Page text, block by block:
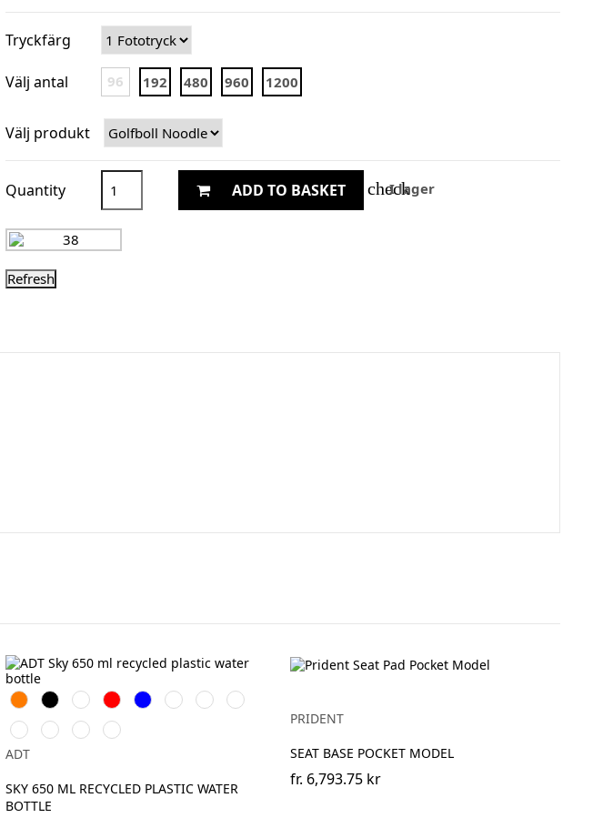
Tryckfärg
Välj antal 96 192 480 960 1200
Välj produkt
Quantity ADD TO BASKET check
I lager
Orange
Svart Vit Röd Blå Grön Skogsgrön
Lila
Havregryn
MolnblåDammrosa
Hale
Blå
ADT
SKY 650 ML RECYCLED PLASTIC WATER
BOTTLE
PRIDENT
SEAT BASE POCKET MODEL
fr. 6,793.75 kr